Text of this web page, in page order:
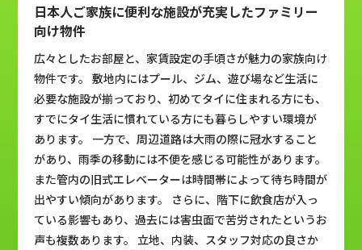
日本人ご家族に便利な施設が充実したファミリー
向け物件
広々としたお部屋と、家賃設定の手頃さが魅力の家族向け
物件です。 敷地内にはプール、ジム、遊び場など生活に
必要な施設が揃っており、初めてタイに住まれる方にも、
すでにタイ生活に慣れている方にも暮らしやすい環境が
あります。 一方で、周辺道路は大雨の際に冠水すること
があり、雨季の移動には不便を感じる可能性があります。
また管内の旧式エレベーターは時間帯によって待ち時間が
出やすい傾向があります。 さらに、階下に飲食店が入っ
ている影響もあり、過去には害虫面で苦労されたというお
声も複数あります。 立地、内装、スタッフ対応の良さか